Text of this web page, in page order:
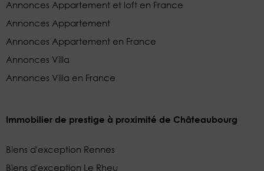
Annonces Appartement et loft en France
Annonces Appartement
Annonces Appartement en France
Annonces Villa
Annonces Villa en France
Immobilier de prestige à proximité de Châteaubourg
Biens d'exception Rennes
Biens d'exception Le Rheu